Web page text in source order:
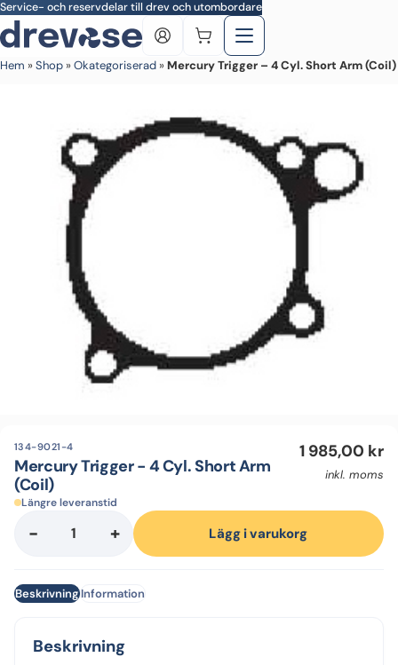
Skip to main content
Service- och reservdelar till drev och utombordare
Hem »Shop »Okategoriserad »Mercury Trigger – 4 Cyl. Short Arm (Coil)
134-9021-4
Mercury Trigger - 4 Cyl. Short Arm
(Coil)
1 985,00 kr
inkl. moms
Längre leveranstid
-
Mercury
4
Short
+ Lägg i varukorg
BeskrivningInformation
Beskrivning